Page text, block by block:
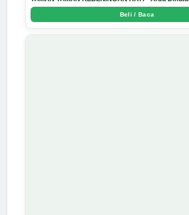
Beli / Baca